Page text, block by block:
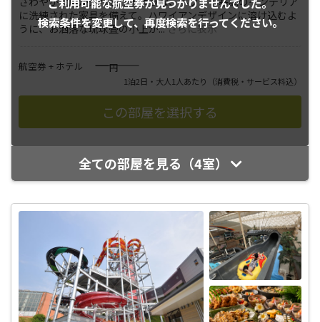
検索条件を変更して、再度検索を行ってください。
に洗練された家具を備えて。ハワイアンデザインに溶け込むよ
うに、お洒落な琉球畳の小上が...さらに表示
航空券 + ホテル ――――円
1泊2日・大人1人あたり （消費税・サービス料込）
全ての部屋を見る（4室）